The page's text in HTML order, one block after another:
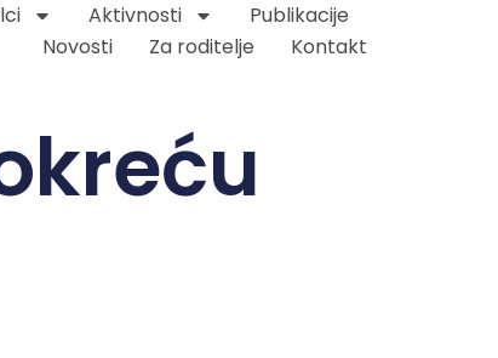
Aktivnosti
Publikacije
Novosti
Za roditelje Kontakt